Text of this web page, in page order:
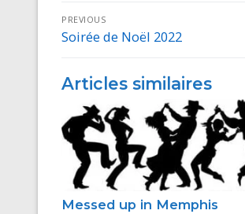
Navigation
de
l’article
PREVIOUS
Previous
Soirée de Noël 2022
Articles similaires
Messed up in Memphis